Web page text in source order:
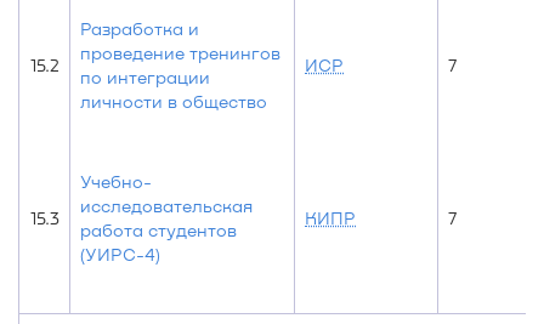
15.2
Разработка и
проведение тренингов
по интеграции
личности в общество
ИСР 7
15.3
Учебно-
исследовательская
работа студентов
(УИРС-4)
КИПР 7